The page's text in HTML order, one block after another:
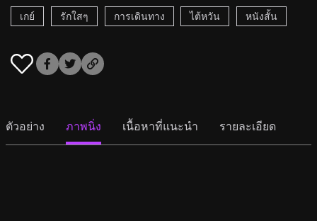
เกย์
รักใสๆ การเดินทาง ไต้หวัน หนังสั้น
ตัวอย่าง ภาพนิ่ง เนื้อหาที่แนะนำ รายละเอียด